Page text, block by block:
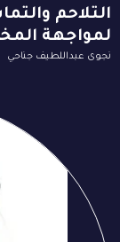
التلاحم
لمواجهة
نجوى عبداللطيف جناحي